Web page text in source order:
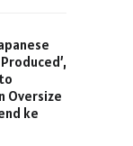
Oversize
ke